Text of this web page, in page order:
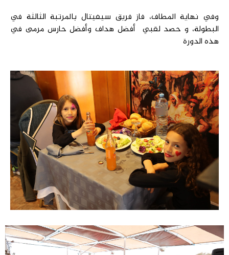
وفي نهاية المطاف، فاز فريق سيفيتال بالمرتبة الثالثة في
البطولة، و حصد لقبي أفضل هداف وأفضل حارس مرمى في
هذه الدورة